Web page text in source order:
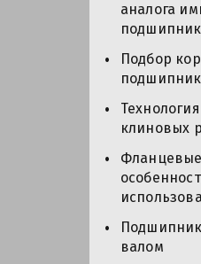
аналога
Подбор
клиновых
валом